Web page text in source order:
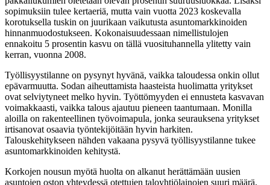
sopimuksiin tulee kertaeriä, mutta vain vuotta 2023 koskevalla
korotuksella tuskin on juurikaan vaikutusta asuntomarkkinoiden
hinnanmuodostukseen. Kokonaisuudessaan nimellistulojen
ennakoitu 5 prosentin kasvu on tällä vuosituhannella ylitetty vain
kerran, vuonna 2008.
Työllisyystilanne on pysynyt hyvänä, vaikka taloudessa onkin ollut
epävarmuutta. Sodan aiheuttamista haasteista huolimatta yritykset
ovat selviytyneet melko hyvin. Työttömyyden ei ennusteta kasvavan
voimakkaasti, vaikka talous ajautuu pieneen taantumaan. Monilla
aloilla on rakenteellinen työvoimapula, jonka seurauksena yritykset
irtisanovat osaavia työntekijöitään hyvin harkiten.
Talouskehitykseen nähden vakaana pysyvä työllisyystilanne tukee
asuntomarkkinoiden kehitystä.
Korkojen nousun myötä huolta on alkanut herättämään uusien
asuntojen oston yhteydessä otettujen taloyhtiölainojen suuri määrä.